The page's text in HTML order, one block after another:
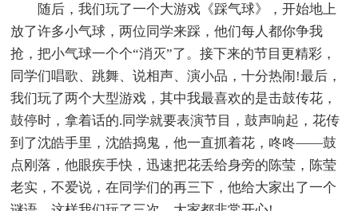
随后，我们玩了一个大游戏《踩气球》，开始地上
放了许多小气球，两位同学来踩，他们每人都你争我
抢，把小气球一个个“消灭”了。接下来的节目更精彩，
同学们唱歌、跳舞、说相声、演小品，十分热闹!最后，
我们玩了两个大型游戏，其中我最喜欢的是击鼓传花，
鼓停时，拿着话的.同学就要表演节目，鼓声响起，花传
到了沈皓手里，沈皓捣鬼，他一直抓着花，咚咚——鼓
点刚落，他眼疾手快，迅速把花丢给身旁的陈莹，陈莹
老实，不爱说，在同学们的再三下，他给大家出了一个